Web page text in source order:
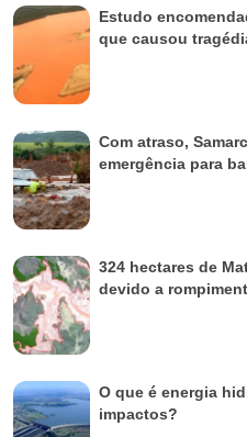
Estudo
que causou
Com atraso,
emergência para
324 hectares de
devido a
O que é energia
impactos?